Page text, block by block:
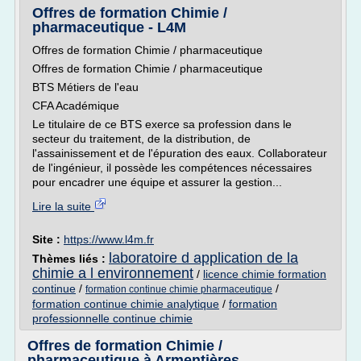
Offres de formation Chimie /
pharmaceutique - L4M
Offres de formation Chimie / pharmaceutique
Offres de formation Chimie / pharmaceutique
BTS Métiers de l'eau
CFA Académique
Le titulaire de ce BTS exerce sa profession dans le
secteur du traitement, de la distribution, de
l'assainissement et de l'épuration des eaux. Collaborateur
de l'ingénieur, il possède les compétences nécessaires
pour encadrer une équipe et assurer la gestion...
Lire la suite
Site : https://www.l4m.fr
Thèmes liés : laboratoire d application de la
chimie a l environnement / licence chimie formation
continue / formation continue chimie pharmaceutique /
formation continue chimie analytique / formation
professionnelle continue chimie
Offres de formation Chimie /